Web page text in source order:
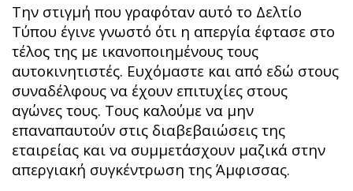
Την στιγμή που γραφόταν αυτό το Δελτίο
Τύπου έγινε γνωστό ότι η απεργία έφτασε στο
τέλος της με ικανοποιημένους τους
αυτοκινητιστές. Ευχόμαστε και από εδώ στους
συναδέλφους να έχουν επιτυχίες στους
αγώνες τους. Τους καλούμε να μην
επαναπαυτούν στις διαβεβαιώσεις της
εταιρείας και να συμμετάσχουν μαζικά στην
απεργιακή συγκέντρωση της Άμφισσας.